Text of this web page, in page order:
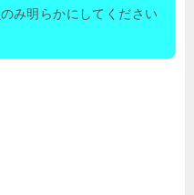
のみ明らかにしてください